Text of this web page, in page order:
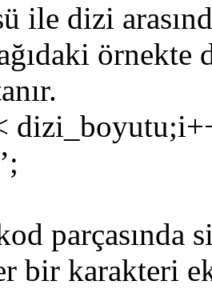
ile dizi
örnekte
parçasında
bir karakteri